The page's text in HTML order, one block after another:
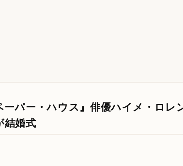
ーパー・ハウス』俳優ハイメ・ロレ
結婚式